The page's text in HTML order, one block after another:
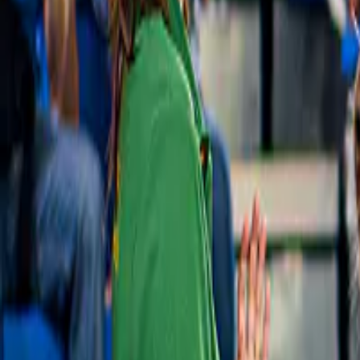
Toujours le meilleur prix
Nous comparons les prix pour vous. Vous trouvez ici le meilleur prix.
Chaque expérience est vérifiée et nous vous aidons en cas de
Meilleures choses à faire à Aoste
Slide 1 of 1